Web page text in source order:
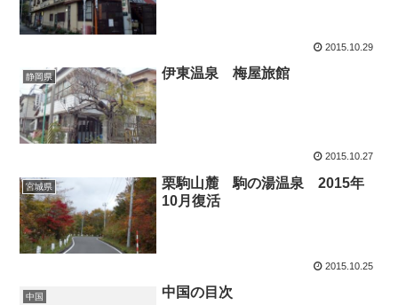
2015.10.29
静岡県 伊東温泉 梅屋旅館
2015.10.27
宮城県
栗駒山麓 駒の湯温泉 2015年
10月復活
2015.10.25
中国 中国の目次